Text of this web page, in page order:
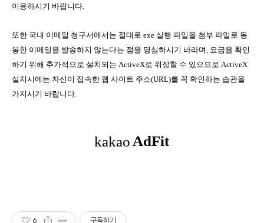
이용하시기 바랍니다.
또한 국내 이메일 청구서에서는 절대로 exe 실행 파일을 첨부 파일로 동
봉한 이메일을 발송하지 않는다는 점을 명심하시기 바라며, 요금을 확인
하기 위해 추가적으로 설치되는 ActiveX로 위장할 수 있으므로 ActiveX
설치시에는 자신이 접속한 웹 사이트 주소(URL)를 꼭 확인하는 습관을
가지시기 바랍니다.
6 구독하기